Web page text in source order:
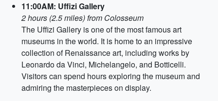
11:00AM: Uffizi Gallery
2 hours (2.5 miles) from Colosseum
The Uffizi Gallery is one of the most famous art
museums in the world. It is home to an impressive
collection of Renaissance art, including works by
Leonardo da Vinci, Michelangelo, and Botticelli.
Visitors can spend hours exploring the museum and
admiring the masterpieces on display.